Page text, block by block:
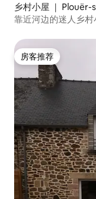
乡村小屋 ｜ Plouër-
靠近河边的迷人乡村
房客推荐
房客推荐